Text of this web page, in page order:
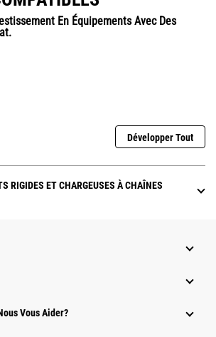
En Équipements Avec Des
Développer Tout
RIGIDES ET CHARGEUSES À CHAÎNES
Vous Aider?